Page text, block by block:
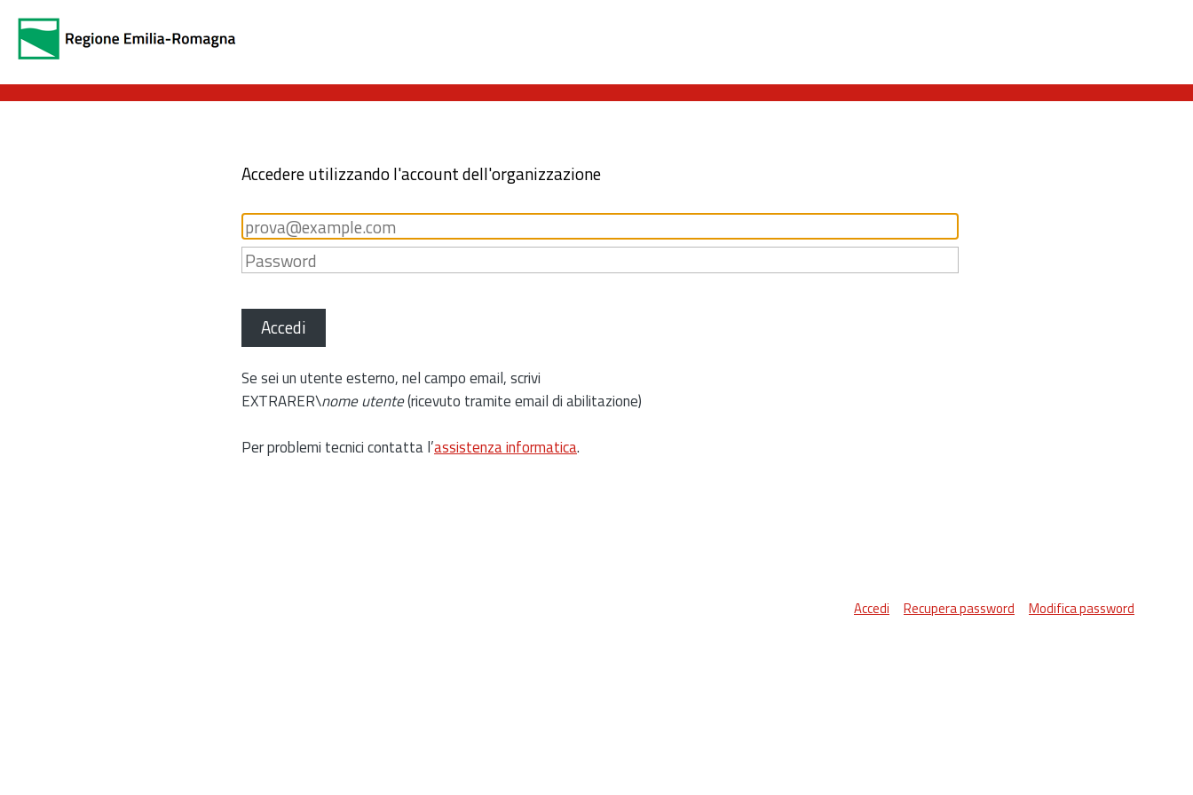
Accedere utilizzando l'account dell'organizzazione
Accedi
Se sei un utente esterno, nel campo email, scrivi
EXTRARER\nome utente(ricevuto tramite email di abilitazione)
Per problemi tecnici contatta l’assistenza informatica.
Accedi Recupera password Modifica password